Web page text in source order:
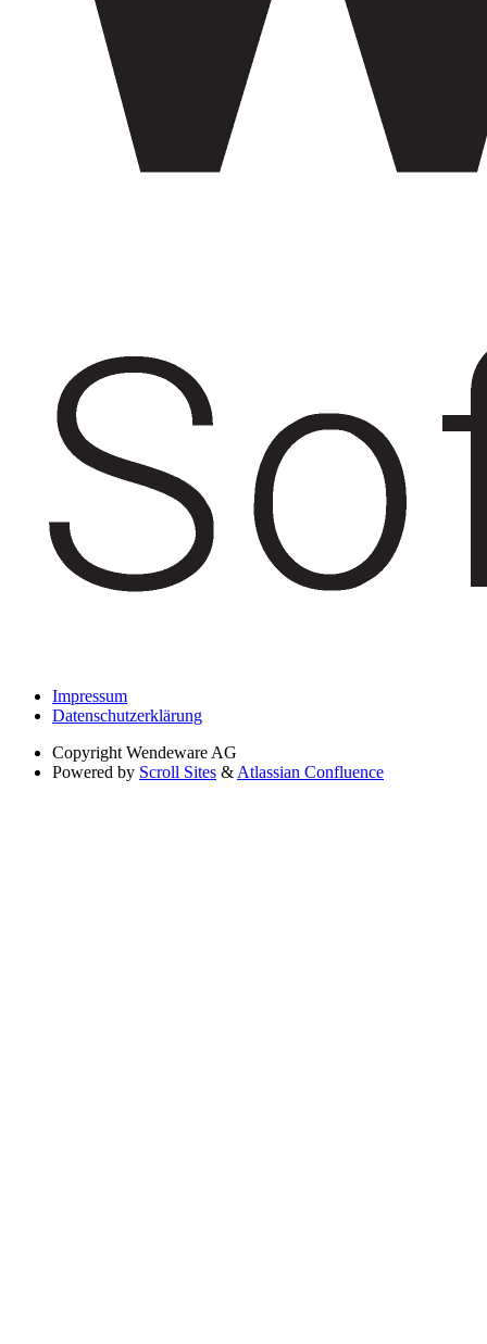
Impressum
Datenschutzerklärung
Copyright Wendeware AG
Powered by Scroll Sites & Atlassian Confluence